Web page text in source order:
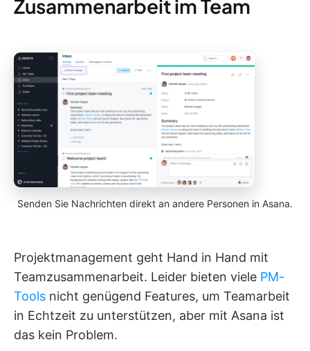
Zusammenarbeit im Team
Senden Sie Nachrichten direkt an andere Personen in Asana.
Projektmanagement geht Hand in Hand mit
Teamzusammenarbeit. Leider bieten viele PM-
Tools nicht genügend Features, um Teamarbeit
in Echtzeit zu unterstützen, aber mit Asana ist
das kein Problem.